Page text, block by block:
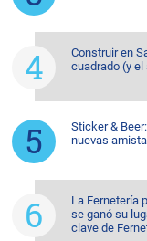
Construir en
cuadrado (y
Sticker &
nuevas
La Fernetería
se ganó su
clave de